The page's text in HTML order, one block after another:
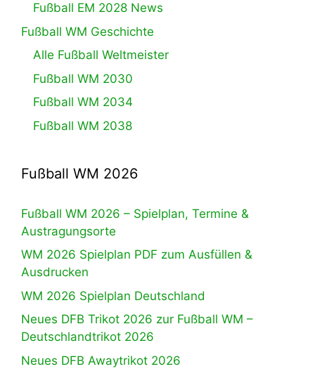
Fußball EM 2028 News
Fußball WM Geschichte
Alle Fußball Weltmeister
Fußball WM 2030
Fußball WM 2034
Fußball WM 2038
Fußball WM 2026
Fußball WM 2026 – Spielplan, Termine &
Austragungsorte
WM 2026 Spielplan PDF zum Ausfüllen &
Ausdrucken
WM 2026 Spielplan Deutschland
Neues DFB Trikot 2026 zur Fußball WM –
Deutschlandtrikot 2026
Neues DFB Awaytrikot 2026